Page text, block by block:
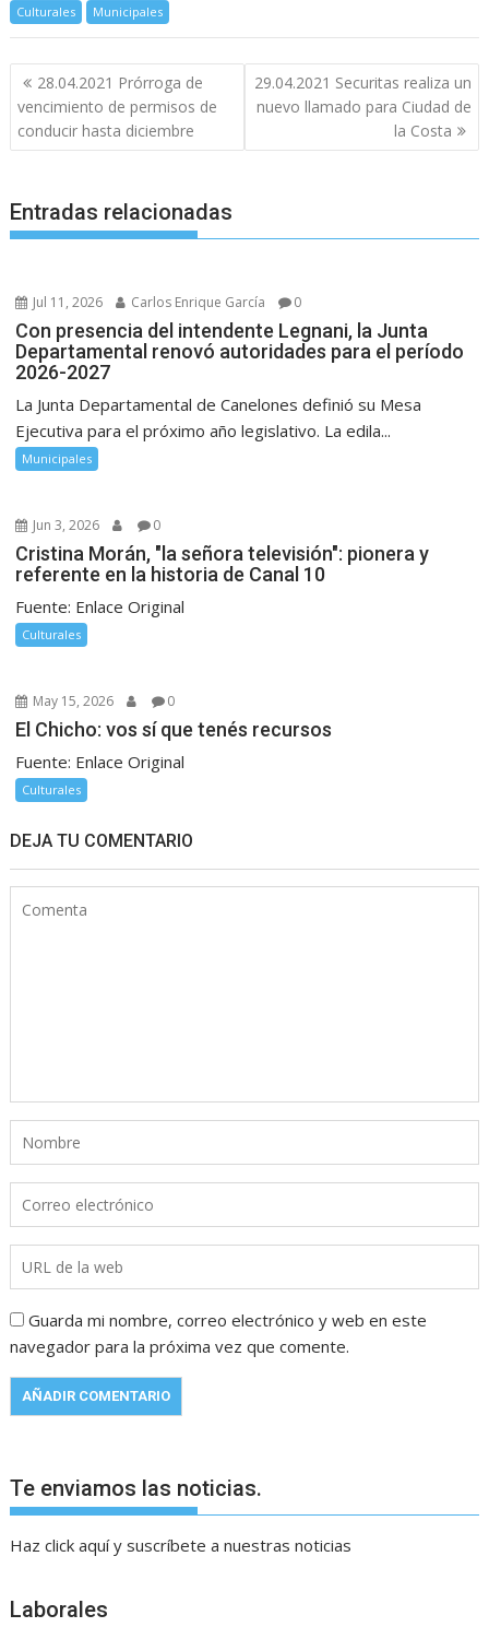
Culturales Municipales
Navegación
de
entradas
28.04.2021 Prórroga de
vencimiento de permisos de
conducir hasta diciembre
29.04.2021 Securitas realiza un
nuevo llamado para Ciudad de
la Costa
Entradas relacionadas
Jul 11, 2026 Carlos Enrique García 0
Con presencia del intendente Legnani, la Junta
Departamental renovó autoridades para el período
2026-2027
La Junta Departamental de Canelones definió su Mesa
Ejecutiva para el próximo año legislativo. La edila...
Municipales
Jun 3, 2026 0
Cristina Morán, "la señora televisión": pionera y
referente en la historia de Canal 10
Fuente: Enlace Original
Culturales
May 15, 2026 0
El Chicho: vos sí que tenés recursos
Fuente: Enlace Original
Culturales
DEJA TU COMENTARIO
Guarda mi nombre, correo electrónico y web en este
navegador para la próxima vez que comente.
Te enviamos las noticias.
Haz click aquí y suscríbete a nuestras noticias
Laborales